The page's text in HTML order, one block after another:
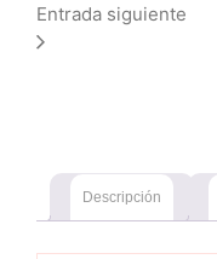
Entrada siguiente
Descripción